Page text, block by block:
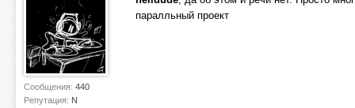
Сообщения: 440
Репутация: N
паралльный проект